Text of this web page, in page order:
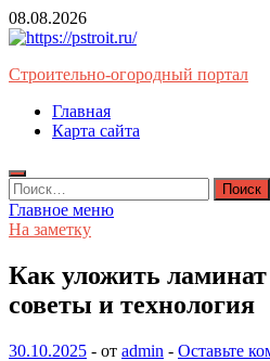
Перейти
к
08.08.2026
Строительно-огородный портал
Главная
Карта сайта
Найти:
Главное меню
На заметку
Как уложить
советы и технология
30.10.2025 - от admin - Оставьте